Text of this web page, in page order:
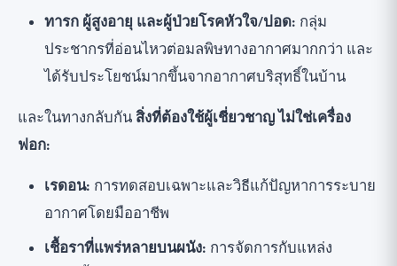
ทารก ผู้สูงอายุ และผู้ป่วยโรคหัวใจ/ปอด: กลุ่ม
ประชากรที่อ่อนไหวต่อมลพิษทางอากาศมากกว่า และ
ได้รับประโยชน์มากขึ้นจากอากาศบริสุทธิ์ในบ้าน
และในทางกลับกันสิ่งที่ต้องใช้ผู้เชี่ยวชาญ ไม่ใช่เครื่อง
ฟอก:
เรดอน: การทดสอบเฉพาะและวิธีแก้ปัญหาการระบาย
อากาศโดยมืออาชีพ
เชื้อราที่แพร่หลายบนผนัง: การจัดการกับแหล่ง